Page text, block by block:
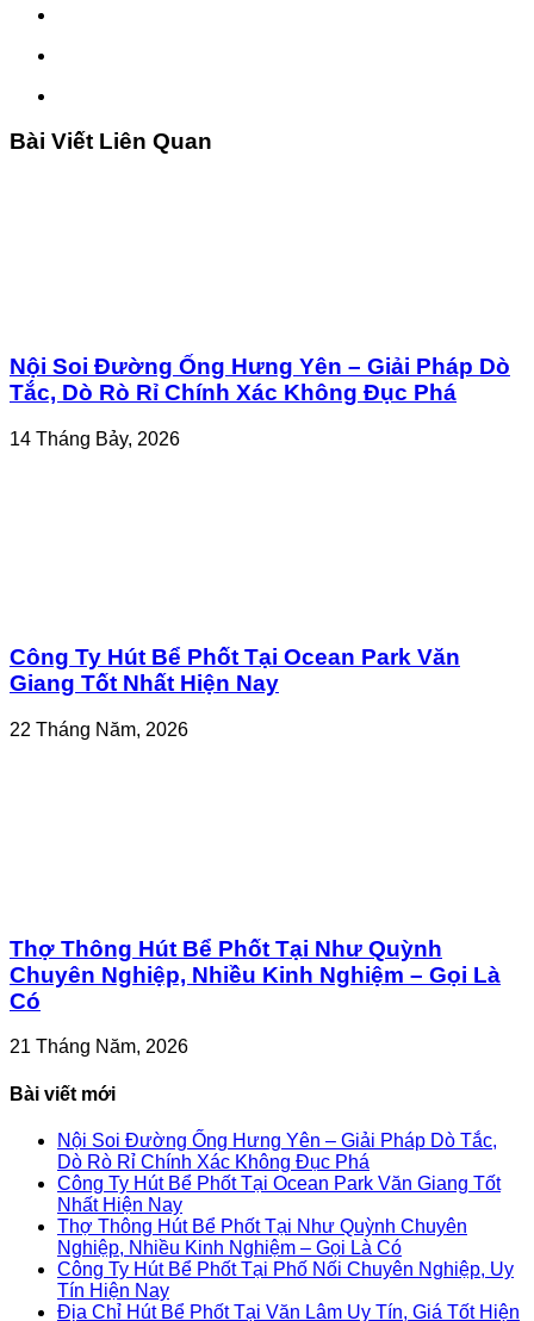
Bài Viết Liên Quan
Nội Soi Đường Ống Hưng Yên – Giải Pháp Dò
Tắc, Dò Rò Rỉ Chính Xác Không Đục Phá
14 Tháng Bảy, 2026
Công Ty Hút Bể Phốt Tại Ocean Park Văn
Giang Tốt Nhất Hiện Nay
22 Tháng Năm, 2026
Thợ Thông Hút Bể Phốt Tại Như Quỳnh
Chuyên Nghiệp, Nhiều Kinh Nghiệm – Gọi Là
Có
21 Tháng Năm, 2026
Bài viết mới
Nội Soi Đường Ống Hưng Yên – Giải Pháp Dò Tắc,
Dò Rò Rỉ Chính Xác Không Đục Phá
Công Ty Hút Bể Phốt Tại Ocean Park Văn Giang Tốt
Nhất Hiện Nay
Thợ Thông Hút Bể Phốt Tại Như Quỳnh Chuyên
Nghiệp, Nhiều Kinh Nghiệm – Gọi Là Có
Công Ty Hút Bể Phốt Tại Phố Nối Chuyên Nghiệp, Uy
Tín Hiện Nay
Địa Chỉ Hút Bể Phốt Tại Văn Lâm Uy Tín, Giá Tốt Hiện